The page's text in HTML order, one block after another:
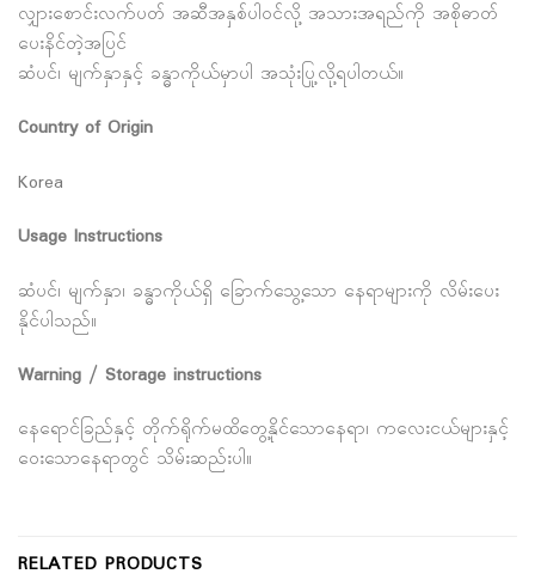
လျှားစောင်းလက်ပတ် အဆီအနှစ်ပါဝင်လို့ အသားအရည်ကို အစိုဓာတ်
ပေးနိင်တဲ့အပြင်
ဆံပင်၊ မျက်နှာနှင့် ခန္ဓာကိုယ်မှာပါ အသုံးပြု့လို့ရပါတယ်။
Country of Origin
Korea
Usage Instructions
ဆံပင်၊ မျက်နှာ၊ ခန္ဓာကိုယ်ရှိ ခြောက်သွေ့သော နေရာများကို လိမ်းပေး
နိုင်ပါသည်။
Warning / Storage instructions
နေရောင်ခြည်နှင့် တိုက်ရိုက်မထိတွေ့နိုင်သောနေရာ၊ ကလေးငယ်များနှင့်
ဝေးသောနေရာတွင် သိမ်းဆည်းပါ။
RELATED PRODUCTS